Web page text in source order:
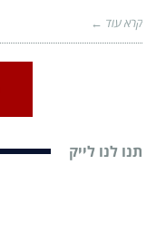
קרא עוד ←
תנו לנו לייק